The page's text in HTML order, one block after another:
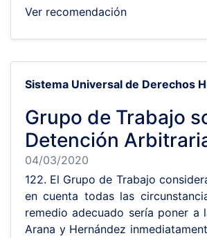
Ver recomendación
Sistema Universal de Derechos
Grupo de Trabajo
Detención
04/03/2020
122. El Grupo de Trabajo
en cuenta todas las
remedio adecuado sería poner a
Arana y Hernández